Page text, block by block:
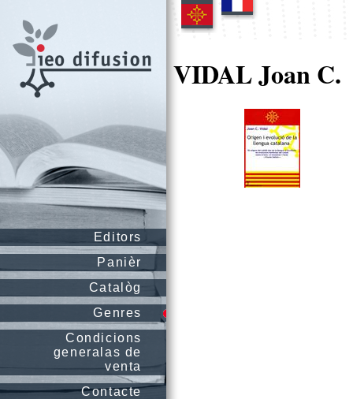
Editors
Panièr
Catalòg
Genres
Condicions
generalas de
venta
Contacte
VIDAL Joan C.